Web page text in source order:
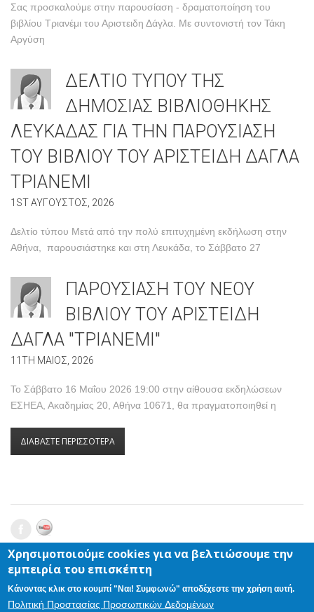
Σας προσκαλούμε στην παρουσίαση - δραματοποίηση του
βιβλίου Τριανέμι του Αριστειδη Δάγλα. Με συντονιστή τον Τάκη
Αργύση
ΔΕΛΤΙΟ ΤΥΠΟΥ ΤΗΣ
ΔΗΜΟΣΙΑΣ ΒΙΒΛΙΟΘΗΚΗΣ
ΛΕΥΚΑΔΑΣ ΓΙΑ ΤΗΝ ΠΑΡΟΥΣΙΑΣΗ
ΤΟΥ ΒΙΒΛΙΟΥ ΤΟΥ ΑΡΙΣΤΕΙΔΗ ΔΑΓΛΑ
ΤΡΙΑΝΕΜΙ
1ST ΑΥΓΟΥΣΤΟΣ, 2026
Δελτίο τύπου Μετά από την πολύ επιτυχημένη εκδήλωση στην
Αθήνα, παρουσιάστηκε και στη Λευκάδα, το Σάββατο 27
ΠΑΡΟΥΣΙΑΣΗ ΤΟΥ ΝΕΟΥ
ΒΙΒΛΙΟΥ ΤΟΥ ΑΡΙΣΤΕΙΔΗ
ΔΑΓΛΑ "ΤΡΙΑΝΕΜΙ"
11TH ΜΑΙΟΣ, 2026
Το Σάββατο 16 Μαΐου 2026 19:00 στην αίθουσα εκδηλώσεων
ΕΣΗΕΑ, Ακαδημίας 20, Αθήνα 10671, θα πραγματοποιηθεί η
ΔΙΑΒΑΣΤΕ ΠΕΡΙΣΣΟΤΕΡΑ
ΑΡΙΣΤΕΙΔΗΣ ΔΑΓΛΑΣ - ΣΥΓΓΡΑΦΕΑΣ © 2026 |ΕΠΙΚΟΙΝΩΝΙΑ|
ΠΡΟΣΩΠΙΚΑ ΔΕΔΟΜΕΝΑ
DESKTOP VERSION ONLY
Χρησιμοποιούμε cookies για να βελτιώσουμε την
εμπειρία του επισκέπτη
Κάνοντας κλικ στο κουμπί "Ναι! Συμφωνώ" αποδέχεστε την χρήση αυτή.
Πολιτική Προστασίας Προσωπικών Δεδομένων